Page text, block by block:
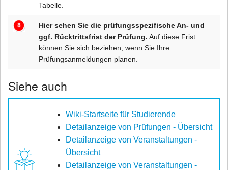
Tabelle.
Hier sehen Sie die prüfungsspezifische An- und
ggf. Rücktrittsfrist der Prüfung. Auf diese Frist
können Sie sich beziehen, wenn Sie Ihre
Prüfungsanmeldungen planen.
Siehe auch
Wiki-Startseite für Studierende
Detailanzeige von Prüfungen - Übersicht
Detailanzeige von Veranstaltungen -
Übersicht
Detailanzeige von Veranstaltungen -